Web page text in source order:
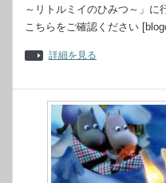
～リトルミイのひみつ～」
こちらをご確認ください
詳細を見る